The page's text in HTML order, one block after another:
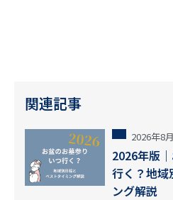
関連記事
2026年8
2026年版
行く？地域
ング解説